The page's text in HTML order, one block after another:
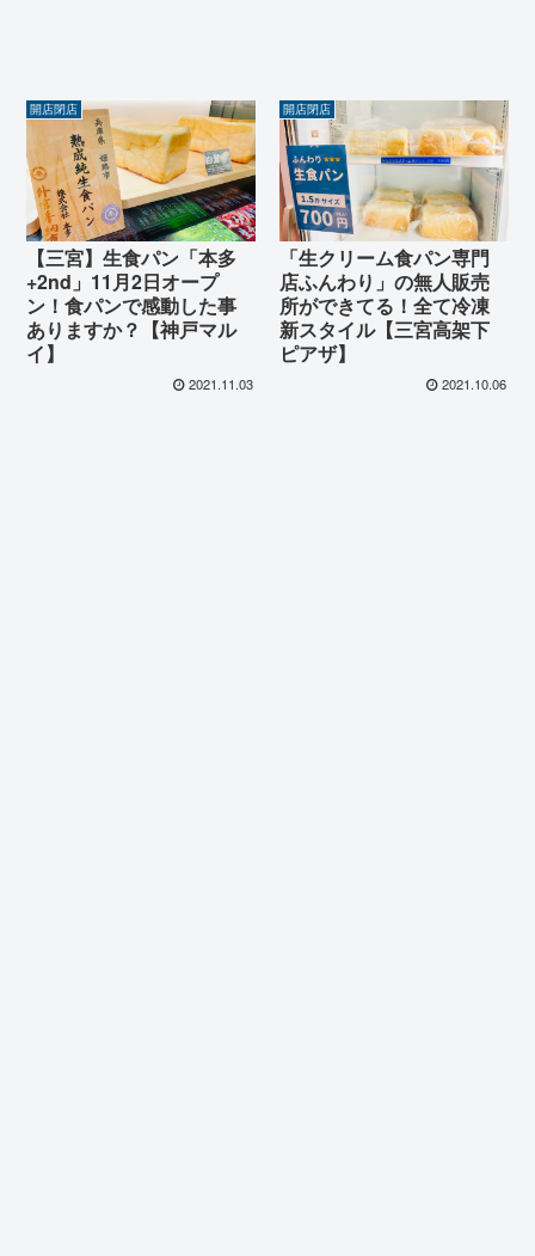
開店閉店
【三宮】生食パン「本多
+2nd」11月2日オープ
ン！食パンで感動した事
ありますか？【神戸マル
イ】
2021.11.03
開店閉店
「生クリーム食パン専門
店ふんわり」の無人販売
所ができてる！全て冷凍
新スタイル【三宮高架下
ピアザ】
2021.10.06